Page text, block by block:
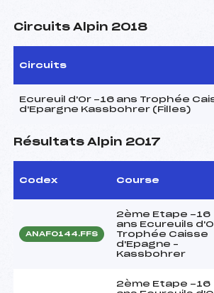
Circuits Alpin 2018
Circuits
Ecureuil d'Or -16 ans Trophée
d'Epargne Kassbohrer (Filles)
Résultats Alpin 2017
Codex Course
ANAF0144.FFS
2ème Etape -16
ans Ecureuils
Trophée Caisse
d'Epagne –
Kassbohrer
2ème Etape -16